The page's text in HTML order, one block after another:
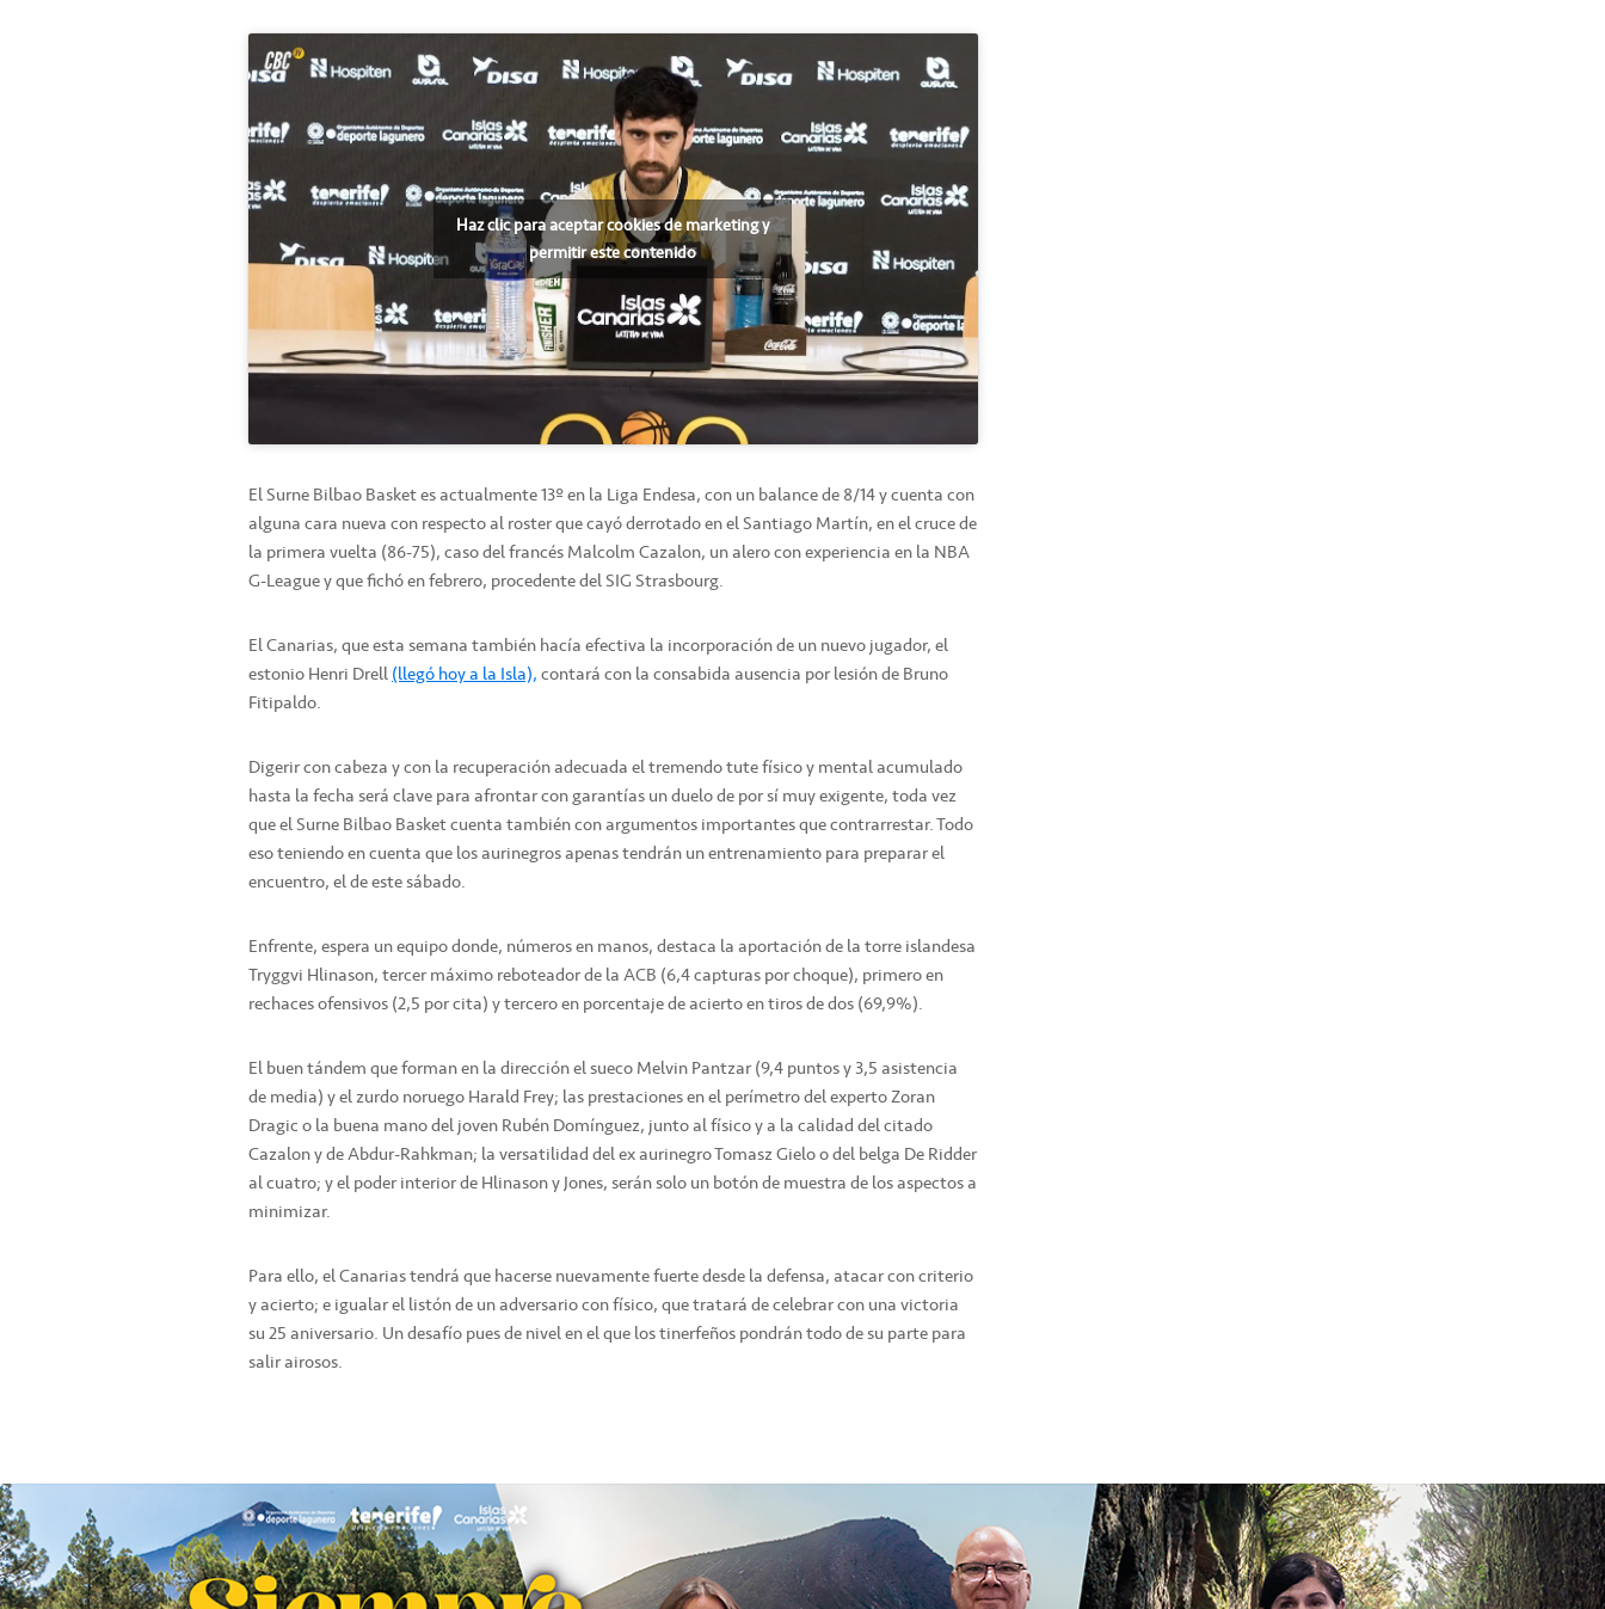
Haz clic para aceptar cookies de marketing y
permitir este contenido
El Surne Bilbao Basket es actualmente 13º en la Liga Endesa, con un balance de 8/14 y cuenta con
alguna cara nueva con respecto al roster que cayó derrotado en el Santiago Martín, en el cruce de
la primera vuelta (86-75), caso del francés Malcolm Cazalon, un alero con experiencia en la NBA
G-League y que fichó en febrero, procedente del SIG Strasbourg.
El Canarias, que esta semana también hacía efectiva la incorporación de un nuevo jugador, el
estonio Henri Drell(llegó hoy a la Isla),contará con la consabida ausencia por lesión de Bruno
Fitipaldo.
Digerir con cabeza y con la recuperación adecuada el tremendo tute físico y mental acumulado
hasta la fecha será clave para afrontar con garantías un duelo de por sí muy exigente, toda vez
que el Surne Bilbao Basket cuenta también con argumentos importantes que contrarrestar. Todo
eso teniendo en cuenta que los aurinegros apenas tendrán un entrenamiento para preparar el
encuentro, el de este sábado.
Enfrente, espera un equipo donde, números en manos, destaca la aportación de la torre islandesa
Tryggvi Hlinason, tercer máximo reboteador de la ACB (6,4 capturas por choque), primero en
rechaces ofensivos (2,5 por cita) y tercero en porcentaje de acierto en tiros de dos (69,9%).
El buen tándem que forman en la dirección el sueco Melvin Pantzar (9,4 puntos y 3,5 asistencia
de media) y el zurdo noruego Harald Frey; las prestaciones en el perímetro del experto Zoran
Dragic o la buena mano del joven Rubén Domínguez, junto al físico y a la calidad del citado
Cazalon y de Abdur-Rahkman; la versatilidad del ex aurinegro Tomasz Gielo o del belga De Ridder
al cuatro; y el poder interior de Hlinason y Jones, serán solo un botón de muestra de los aspectos a
minimizar.
Para ello, el Canarias tendrá que hacerse nuevamente fuerte desde la defensa, atacar con criterio
y acierto; e igualar el listón de un adversario con físico, que tratará de celebrar con una victoria
su 25 aniversario. Un desafío pues de nivel en el que los tinerfeños pondrán todo de su parte para
salir airosos.